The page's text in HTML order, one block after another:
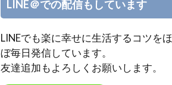
LINE＠での配信もしています
LINEでも楽に幸せに生活するコツをほ
ぼ毎日発信しています。
友達追加もよろしくお願いします。